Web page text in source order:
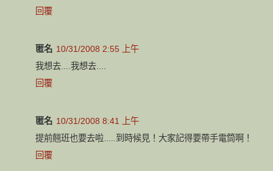
回覆
匿名 10/31/2008 2:55 上午
我想去....我想去....
回覆
匿名 10/31/2008 8:41 上午
提前翹班也要去啦.....到時候見！大家記得要帶手電筒啊！
回覆